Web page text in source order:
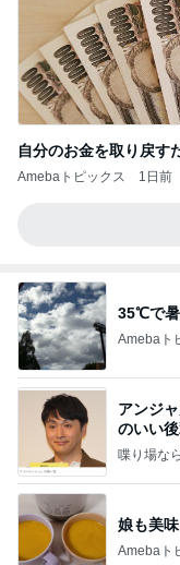
自分のお金を取り戻す
Amebaトピックス 1日前
35℃で暑
Amebaト
アンジ
のいい
喋り場な
娘も美
Amebaト